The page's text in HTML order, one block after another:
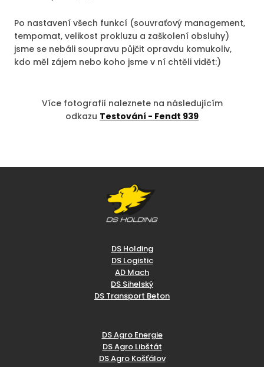
Po nastavení všech funkcí (souvraťový management,
tempomat, velikost prokluzu a zaškolení obsluhy)
jsme se nebáli soupravu půjčit opravdu komukoliv,
kdo měl zájem nebo koho jsme v ní chtěli vidět:)
Více fotografií naleznete na následujícím
odkazu Testování - Fendt 939
DS Holding
DS Logistic
AD Mach
DS Sihelský
DS Transport Beton
DS Agro Energie
DS Agro Libštát
DS Agro Košťálov